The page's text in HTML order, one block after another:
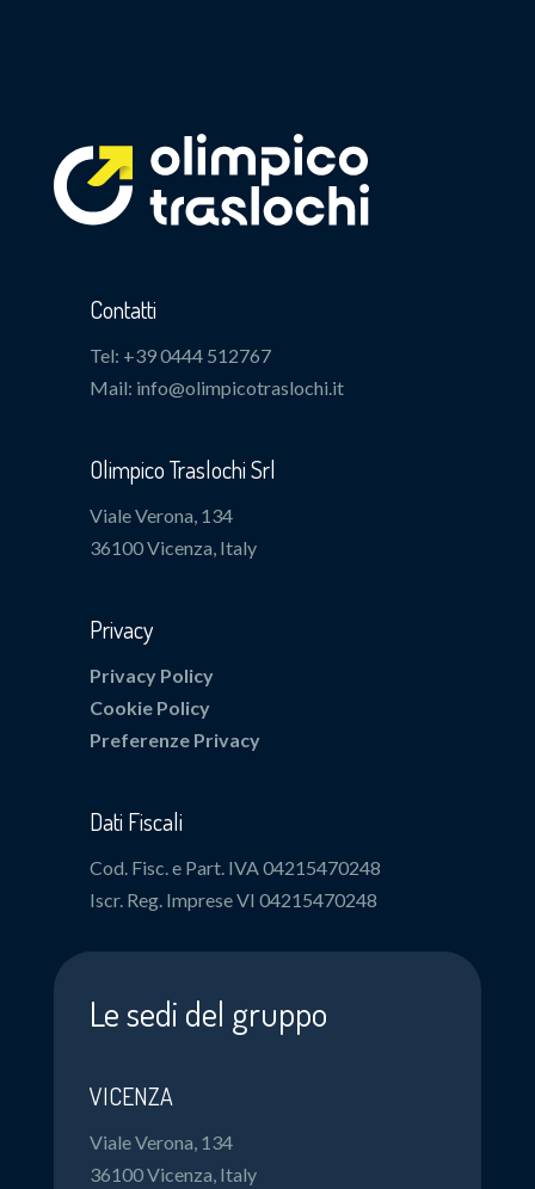
Contatti
Tel: +39 0444 512767
Mail: info@olimpicotraslochi.it
Olimpico Traslochi Srl
Viale Verona, 134
36100 Vicenza, Italy
Privacy
Privacy Policy
Cookie Policy
Preferenze Privacy
Dati Fiscali
Cod. Fisc. e Part. IVA 04215470248
Iscr. Reg. Imprese VI 04215470248
Le sedi del gruppo
VICENZA
Viale Verona, 134
36100 Vicenza, Italy